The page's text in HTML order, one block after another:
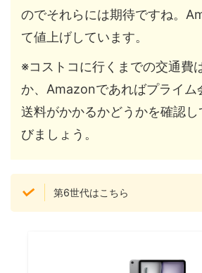
のでそれらには期待ですね。
て値上げしています。
※コストコに行くまでの交通費
か、Amazonであればプライム
送料がかかるかどうかを確認し
びましょう。
第6世代はこちら